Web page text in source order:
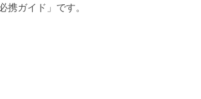
携ガイド」です。